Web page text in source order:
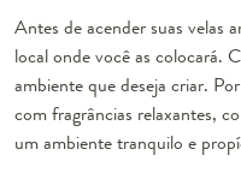
Antes de acender suas velas
local onde você as colocará.
ambiente que deseja criar.
com fragrâncias relaxantes,
um ambiente tranquilo e